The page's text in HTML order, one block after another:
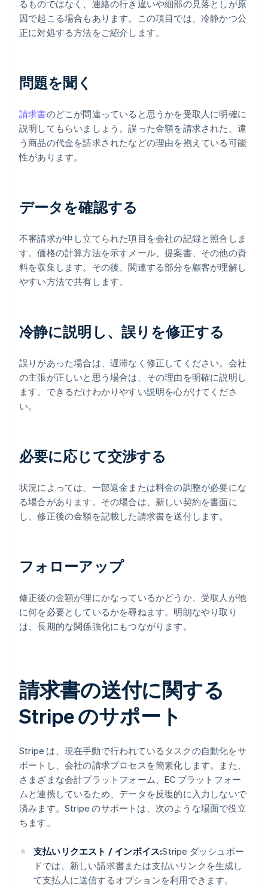
るものではなく、連絡の行き違いや細部の見落としが原
因で起こる場合もあります。この項目では、冷静かつ公
正に対処する方法をご紹介します。
問題を聞く
請求書のどこが間違っていると思うかを受取人に明確に
説明してもらいましょう。誤った金額を請求された、違
う商品の代金を請求されたなどの理由を抱えている可能
性があります。
データを確認する
不審請求が申し立てられた項目を会社の記録と照合しま
す。価格の計算方法を示すメール、提案書、その他の資
料を収集します。その後、関連する部分を顧客が理解し
やすい方法で共有します。
冷静に説明し、誤りを修正する
誤りがあった場合は、遅滞なく修正してください。会社
の主張が正しいと思う場合は、その理由を明確に説明し
ます。できるだけわかりやすい説明を心がけてくださ
い。
必要に応じて交渉する
状況によっては、一部返金または料金の調整が必要にな
る場合があります。その場合は、新しい契約を書面に
し、修正後の金額を記載した請求書を送付します。
フォローアップ
修正後の金額が理にかなっているかどうか、受取人が他
に何を必要としているかを尋ねます。明朗なやり取り
は、長期的な関係強化にもつながります。
請求書の送付に関する
Stripe のサポート
Stripe は、現在手動で行われているタスクの自動化をサ
ポートし、会社の請求プロセスを簡素化します。また、
さまざまな会計プラットフォーム、EC プラットフォー
ムと連携しているため、データを反復的に入力しないで
済みます。Stripe のサポートは、次のような場面で役立
ちます。
支払いリクエスト / インボイス:Stripe ダッシュボー
ドでは、新しい請求書または支払いリンクを生成し
て支払人に送信するオプションを利用できます。